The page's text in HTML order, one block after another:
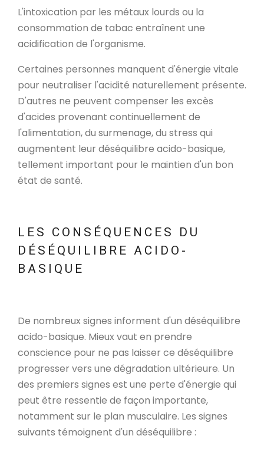
L'intoxication par les métaux lourds ou la
consommation de tabac entraînent une
acidification de l'organisme.
Certaines personnes manquent d'énergie vitale
pour neutraliser l'acidité naturellement présente.
D'autres ne peuvent compenser les excès
d'acides provenant continuellement de
l'alimentation, du surmenage, du stress qui
augmentent leur déséquilibre acido-basique,
tellement important pour le maintien d'un bon
état de santé.
LES CONSÉQUENCES DU
DÉSÉQUILIBRE ACIDO-
BASIQUE
De nombreux signes informent d'un déséquilibre
acido-basique. Mieux vaut en prendre
conscience pour ne pas laisser ce déséquilibre
progresser vers une dégradation ultérieure. Un
des premiers signes est une perte d'énergie qui
peut être ressentie de façon importante,
notamment sur le plan musculaire. Les signes
suivants témoignent d'un déséquilibre :